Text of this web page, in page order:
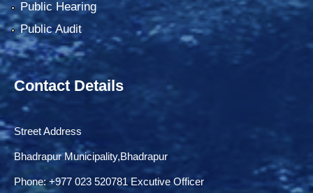
Public Hearing
Public Audit
Contact Details
Street Address
Bhadrapur Municipality,Bhadrapur
Phone: ‌+977 023 520781 Excutive Officer